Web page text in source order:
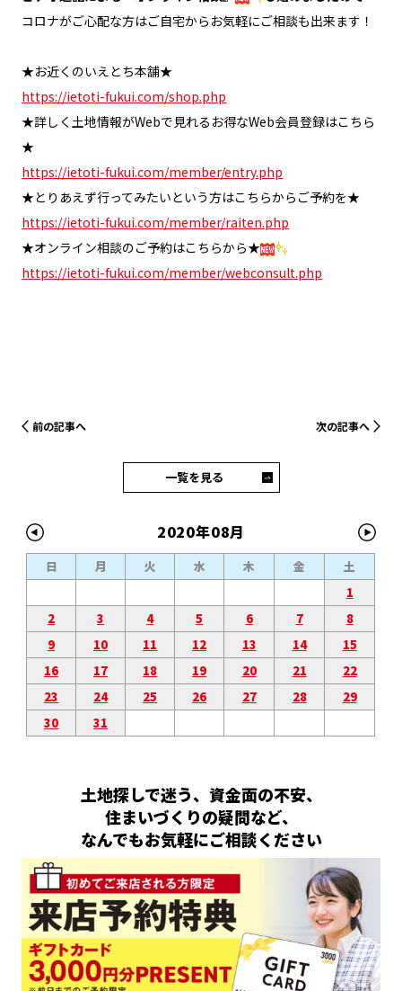
コロナがご心配な方はご自宅からお気軽にご相談も出来ます！
★お近くのいえとち本舗★
https://ietoti-fukui.com/shop.php
★詳しく土地情報がWebで見れるお得なWeb会員登録はこちら
★
https://ietoti-fukui.com/member/entry.php
★とりあえず行ってみたいという方はこちらからご予約を★
https://ietoti-fukui.com/member/raiten.php
★オンライン相談のご予約はこちらから★
https://ietoti-fukui.com/member/webconsult.php
前の記事へ
一覧を見る
次の記事へ
2020年08月
日 月 火 水 木 金
土
1
2
3 4 5 6 7
8
9
10 11 12 13 14
15
16
17 18 19 20 21
22
23
24 25 26 27 28
29
30
31
土地探しで迷う、資金面の不安、
住まいづくりの疑問など、
なんでもお気軽にご相談ください